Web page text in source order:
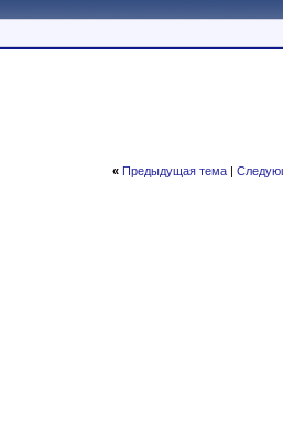
« Предыдущая тема|